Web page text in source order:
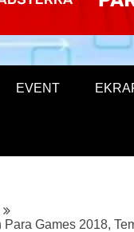
EVENT
Para Games 2018,